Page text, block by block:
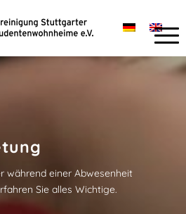
während einer Abwesenheit
Sie alles Wichtige.